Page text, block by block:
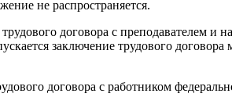
не распространяется.
договора с преподавателем и
заключение трудового
договора с работником